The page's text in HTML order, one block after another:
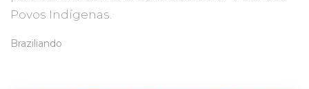
Povos Indígenas.
Braziliando